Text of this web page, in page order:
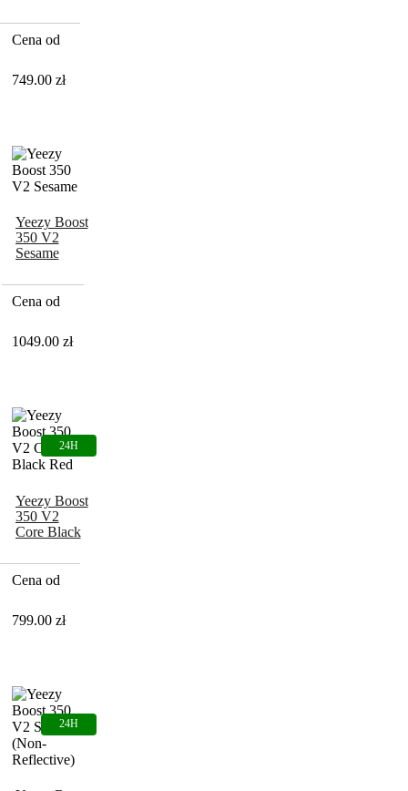
Cena od
749.00 zł
Yeezy Boost
350 V2
Sesame
Cena od
1049.00 zł
Yeezy Boost
350 V2
Core Black
Cena od
799.00 zł